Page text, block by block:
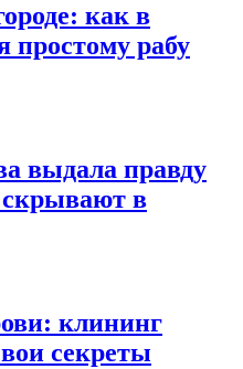
как в
простому рабу
выдала правду
в
клининг
секреты